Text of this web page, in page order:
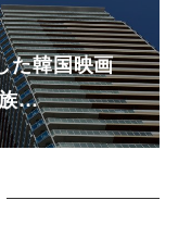
た韓国映画
族…